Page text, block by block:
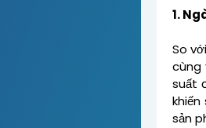
1.
So
cùng
suất
sản